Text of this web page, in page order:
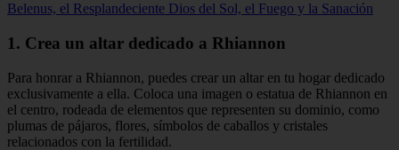
Belenus, el Resplandeciente Dios del Sol, el Fuego y la Sanación
1. Crea un altar dedicado a Rhiannon
Para honrar a Rhiannon, puedes crear un altar en tu hogar dedicado
exclusivamente a ella. Coloca una imagen o estatua de Rhiannon en
el centro, rodeada de elementos que representen su dominio, como
plumas de pájaros, flores, símbolos de caballos y cristales
relacionados con la fertilidad.